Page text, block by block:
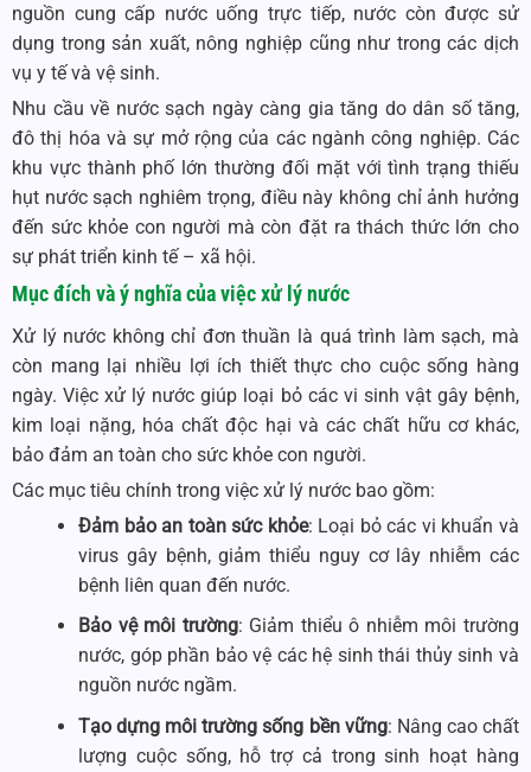
nguồn cung cấp nước uống trực tiếp, nước còn được sử
dụng trong sản xuất, nông nghiệp cũng như trong các dịch
vụ y tế và vệ sinh.
Nhu cầu về nước sạch ngày càng gia tăng do dân số tăng,
đô thị hóa và sự mở rộng của các ngành công nghiệp. Các
khu vực thành phố lớn thường đối mặt với tình trạng thiếu
hụt nước sạch nghiêm trọng, điều này không chỉ ảnh hưởng
đến sức khỏe con người mà còn đặt ra thách thức lớn cho
sự phát triển kinh tế – xã hội.
Mục đích và ý nghĩa của việc xử lý nước
Xử lý nước không chỉ đơn thuần là quá trình làm sạch, mà
còn mang lại nhiều lợi ích thiết thực cho cuộc sống hàng
ngày. Việc xử lý nước giúp loại bỏ các vi sinh vật gây bệnh,
kim loại nặng, hóa chất độc hại và các chất hữu cơ khác,
bảo đảm an toàn cho sức khỏe con người.
Các mục tiêu chính trong việc xử lý nước bao gồm:
Đảm bảo an toàn sức khỏe: Loại bỏ các vi khuẩn và
virus gây bệnh, giảm thiểu nguy cơ lây nhiễm các
bệnh liên quan đến nước.
Bảo vệ môi trường: Giảm thiểu ô nhiễm môi trường
nước, góp phần bảo vệ các hệ sinh thái thủy sinh và
nguồn nước ngầm.
Tạo dựng môi trường sống bền vững: Nâng cao chất
lượng cuộc sống, hỗ trợ cả trong sinh hoạt hàng